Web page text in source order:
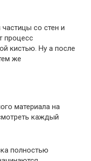
со стен и
процесс
кистью. Ну а после
же
материала на
каждый
полностью